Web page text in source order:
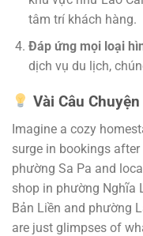
tâm trí khách hàng.
Đáp ứng mọi loại
dịch vụ du lịch,
Vài Câu
Imagine a cozy
surge in bookings
phường Sa Pa and
shop in phường Nghĩa
Bản Liền and phường
are just glimpses of